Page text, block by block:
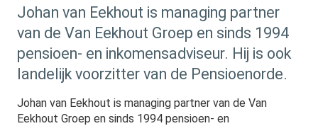
Johan van Eekhout is managing partner
van de Van Eekhout Groep en sinds 1994
pensioen- en inkomensadviseur. Hij is ook
landelijk voorzitter van de Pensioenorde.
Johan van Eekhout is managing partner van de Van
Eekhout Groep en sinds 1994 pensioen- en